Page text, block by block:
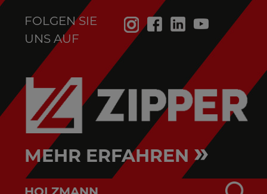
FOLGEN SIE
UNS AUF
MEHR ERFAHREN »